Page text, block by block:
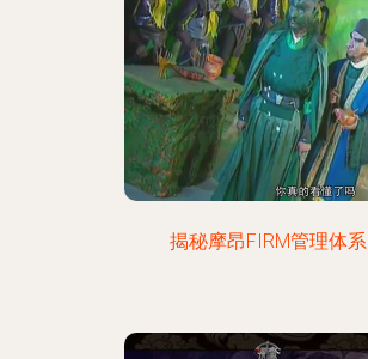
揭秘摩昂FIRM管理体系